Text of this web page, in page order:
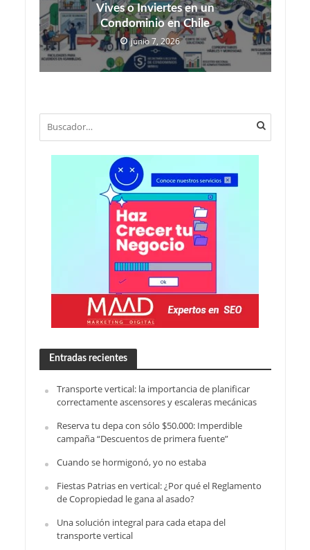
Vives o Inviertes en un
Condominio en Chile
junio 7, 2026
Entradas recientes
Transporte vertical: la importancia de planificar
correctamente ascensores y escaleras mecánicas
Reserva tu depa con sólo $50.000: Imperdible
campaña “Descuentos de primera fuente”
Cuando se hormigonó, yo no estaba
Fiestas Patrias en vertical: ¿Por qué el Reglamento
de Copropiedad le gana al asado?
Una solución integral para cada etapa del
transporte vertical